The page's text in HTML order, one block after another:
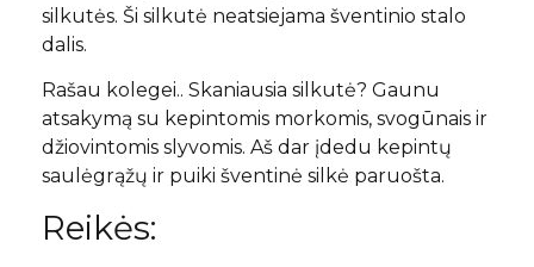
silkutės. Ši silkutė neatsiejama šventinio stalo
dalis.
Rašau kolegei.. Skaniausia silkutė? Gaunu
atsakymą su kepintomis morkomis, svogūnais ir
džiovintomis slyvomis. Aš dar įdedu kepintų
saulėgrąžų ir puiki šventinė silkė paruošta.
Reikės: